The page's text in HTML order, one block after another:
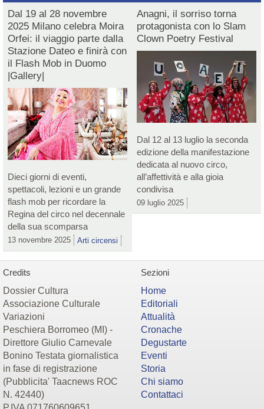
Dal 19 al 28 novembre
2025 Milano celebra Moira
Orfei: il viaggio parte dalla
Stazione Dateo e finirà con
il Flash Mob in Duomo
|Gallery|
Dieci giorni di eventi,
spettacoli, lezioni e un grande
flash mob per ricordare la
Regina del circo nel decennale
della sua scomparsa
13 novembre 2025 Arti circensi
Anagni, il sorriso torna
protagonista con lo Slam
Clown Poetry Festival
Dal 12 al 13 luglio la seconda
edizione della manifestazione
dedicata al nuovo circo,
all’affettività e alla gioia
condivisa
09 luglio 2025
Credits
Dossier Cultura
Associazione Culturale
Variazioni
Peschiera Borromeo (MI) -
Direttore Giulio Carnevale
Bonino Testata giornalistica
in fase di registrazione
(Pubblicita' Taacnews ROC
N. 42440)
Sezioni
Home
Editoriali
Attualità
Cronache
Degustarte
Eventi
Storia
Chi siamo
Contattaci